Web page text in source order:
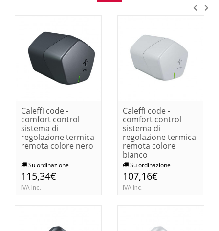
Caleffi code -
comfort control
sistema di
regolazione termica
remota colore nero
Su ordinazione
115,34€
IVA Inc.
Caleffi code -
comfort control
sistema di
regolazione termica
remota colore
bianco
Su ordinazione
107,16€
IVA Inc.